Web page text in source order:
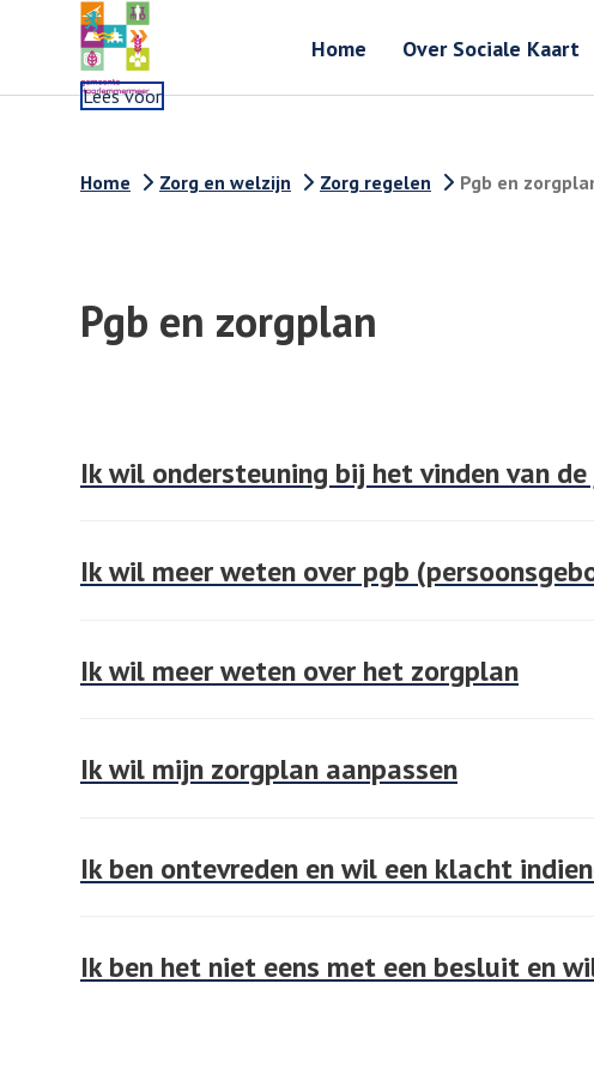
Home Over Sociale Kaart
Lees voor
Home Zorg en welzijn Zorg regelen Pgb en
Pgb en zorgplan
Ik wil ondersteuning bij het vinden van
Ik wil meer weten over pgb
Ik wil meer weten over het zorgplan
Ik wil mijn zorgplan aanpassen
Ik ben ontevreden en wil een klacht
Ik ben het niet eens met een besluit en